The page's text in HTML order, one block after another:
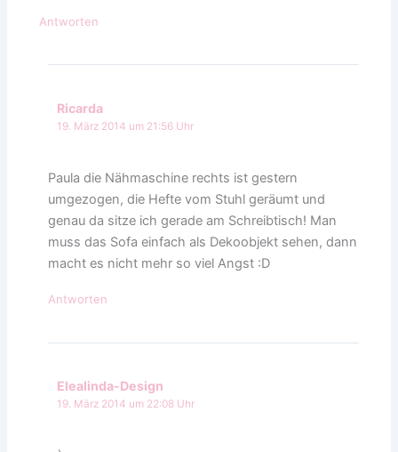
Antworten
Ricarda
19. März 2014 um 21:56 Uhr
Paula die Nähmaschine rechts ist gestern
umgezogen, die Hefte vom Stuhl geräumt und
genau da sitze ich gerade am Schreibtisch! Man
muss das Sofa einfach als Dekoobjekt sehen, dann
macht es nicht mehr so viel Angst :D
Antworten
Elealinda-Design
19. März 2014 um 22:08 Uhr